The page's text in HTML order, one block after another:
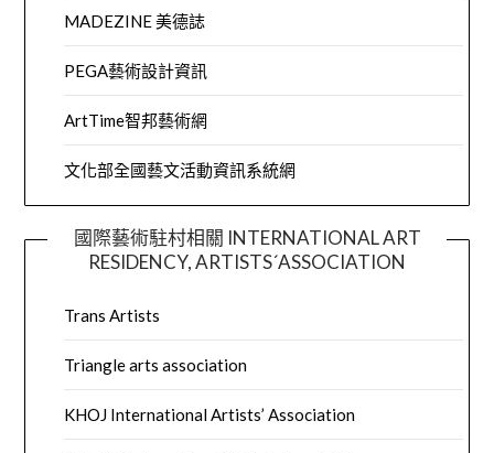
MADEZINE 美德誌
PEGA藝術設計資訊
ArtTime智邦藝術網
文化部全國藝文活動資訊系統網
國際藝術駐村相關 INTERNATIONAL ART
RESIDENCY, ARTISTS´ASSOCIATION
Trans Artists
Triangle arts association
KHOJ International Artists’ Association